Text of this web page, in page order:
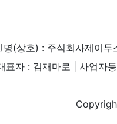
명(상호) : 주식회사제이
표자 : 김재마로 | 사업